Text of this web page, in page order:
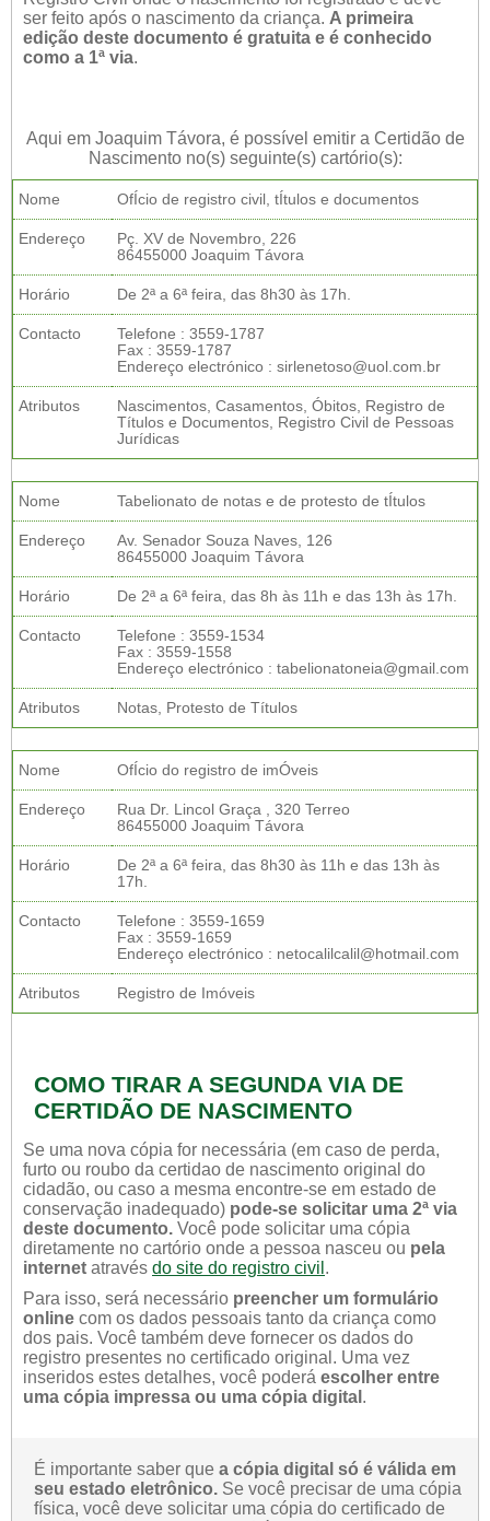
ser feito após o nascimento da criança. A primeira
edição deste documento é gratuita e é conhecido
como a 1ª via.
Aqui em Joaquim Távora, é possível emitir a Certidão de
Nascimento no(s) seguinte(s) cartório(s):
Nome OfÍcio de registro civil, tÍtulos e documentos
Endereço
Pç. XV de Novembro, 226
86455000 Joaquim Távora
Horário De 2ª a 6ª feira, das 8h30 às 17h.
Contacto
Telefone : 3559-1787
Fax : 3559-1787
Endereço electrónico : sirlenetoso@uol.com.br
Atributos
Nascimentos, Casamentos, Óbitos, Registro de
Títulos e Documentos, Registro Civil de Pessoas
Jurídicas
Nome Tabelionato de notas e de protesto de tÍtulos
Endereço
Av. Senador Souza Naves, 126
86455000 Joaquim Távora
Horário De 2ª a 6ª feira, das 8h às 11h e das 13h às 17h.
Contacto
Telefone : 3559-1534
Fax : 3559-1558
Endereço electrónico : tabelionatoneia@gmail.com
Atributos Notas, Protesto de Títulos
Nome OfÍcio do registro de imÓveis
Endereço
Rua Dr. Lincol Graça , 320 Terreo
86455000 Joaquim Távora
Horário
De 2ª a 6ª feira, das 8h30 às 11h e das 13h às
17h.
Contacto
Telefone : 3559-1659
Fax : 3559-1659
Endereço electrónico : netocalilcalil@hotmail.com
Atributos Registro de Imóveis
COMO TIRAR A SEGUNDA VIA DE
CERTIDÃO DE NASCIMENTO
Se uma nova cópia for necessária (em caso de perda,
furto ou roubo da certidao de nascimento original do
cidadão, ou caso a mesma encontre-se em estado de
conservação inadequado) pode-se solicitar uma 2ª via
deste documento. Você pode solicitar uma cópia
diretamente no cartório onde a pessoa nasceu ou pela
internet através do site do registro civil .
Para isso, será necessário preencher um formulário
online com os dados pessoais tanto da criança como
dos pais. Você também deve fornecer os dados do
registro presentes no certificado original. Uma vez
inseridos estes detalhes, você poderá escolher entre
uma cópia impressa ou uma cópia digital .
É importante saber que a cópia digital só é válida em
seu estado eletrônico. Se você precisar de uma cópia
física, você deve solicitar uma cópia do certificado de